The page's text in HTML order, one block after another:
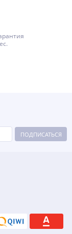
ПОДПИСАТЬСЯ